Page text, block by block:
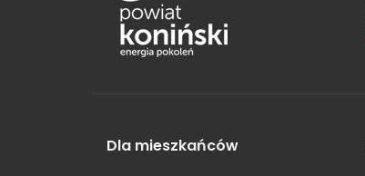
Dla mieszkańców